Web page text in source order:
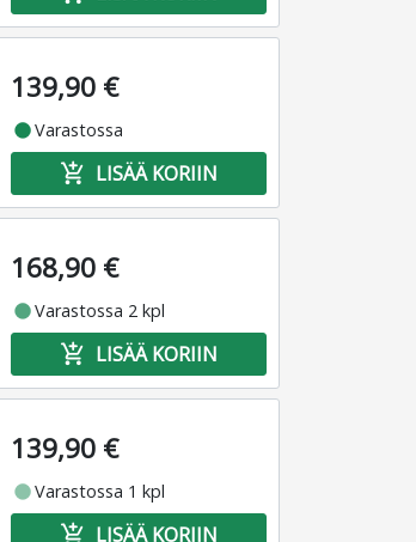
139,90 €
fiber_manual_recordVarastossa
add_shopping_cart LISÄÄ KORIIN
168,90 €
fiber_manual_recordVarastossa 2 kpl
add_shopping_cart LISÄÄ KORIIN
139,90 €
fiber_manual_recordVarastossa 1 kpl
add_shopping_cart LISÄÄ KORIIN